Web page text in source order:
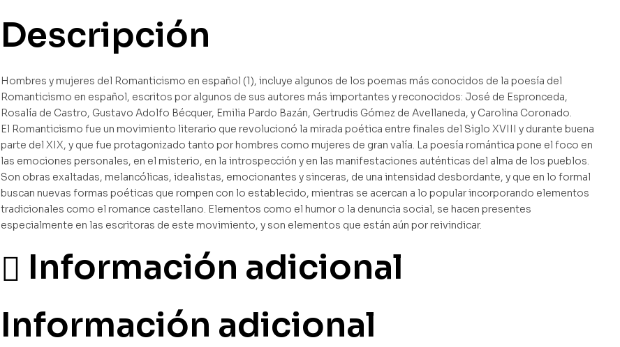
Descripción
Hombres y mujeres del Romanticismo en español (1), incluye algunos de los poemas más conocidos de la poesía del
Romanticismo en español, escritos por algunos de sus autores más importantes y reconocidos: José de Espronceda,
Rosalía de Castro, Gustavo Adolfo Bécquer, Emilia Pardo Bazán, Gertrudis Gómez de Avellaneda, y Carolina Coronado.
El Romanticismo fue un movimiento literario que revolucionó la mirada poética entre finales del Siglo XVIII y durante buena
parte del XIX, y que fue protagonizado tanto por hombres como mujeres de gran valía. La poesía romántica pone el foco en
las emociones personales, en el misterio, en la introspección y en las manifestaciones auténticas del alma de los pueblos.
Son obras exaltadas, melancólicas, idealistas, emocionantes y sinceras, de una intensidad desbordante, y que en lo formal
buscan nuevas formas poéticas que rompen con lo establecido, mientras se acercan a lo popular incorporando elementos
tradicionales como el romance castellano. Elementos como el humor o la denuncia social, se hacen presentes
especialmente en las escritoras de este movimiento, y son elementos que están aún por reivindicar.
Información adicional
Información adicional